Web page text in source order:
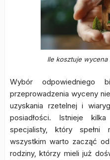
Ile kosztuje wycena
Wybór odpowiedniego
przeprowadzenia wyceny
uzyskania rzetelnej i
posiadłości. Istnieje
specjalisty, który spełni
wszystkim warto zacząć
rodziny, którzy mieli już